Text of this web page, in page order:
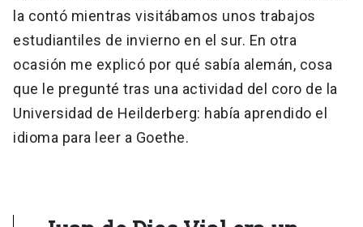
la contó mientras visitábamos unos trabajos
estudiantiles de invierno en el sur. En otra
ocasión me explicó por qué sabía alemán, cosa
que le pregunté tras una actividad del coro de la
Universidad de Heilderberg: había aprendido el
idioma para leer a Goethe.